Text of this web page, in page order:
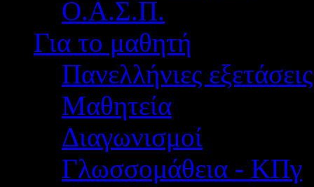
Ο.Α.Σ.Π.
Για το μαθητή
Πανελλήνιες εξετάσεις
Μαθητεία
Διαγωνισμοί
Γλωσσομάθεια - ΚΠγ